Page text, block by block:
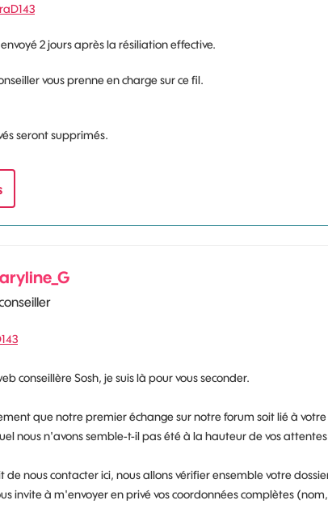
2 jours après la résiliation effective.
vous prenne en charge sur ce fil.
seront supprimés.
conseillère Sosh, je suis là pour vous seconder.
que notre premier échange sur notre forum soit lié à
nous n'avons semble-t-il pas été à la hauteur de vos
de nous contacter ici, nous allons vérifier ensemble votre
invite à m'envoyer en privé vos coordonnées complètes